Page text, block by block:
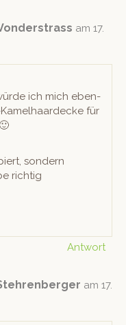
am 17.
ich mich eben­
für
son­dern
richtig
Antwort
am 17.